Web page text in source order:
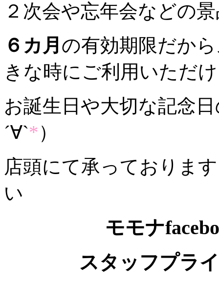
２次会や忘年会などの
６カ月 の有効期限だか
きな時にご利用いただ
お誕生日や大切な記念
´∀`*）
店頭にて承っております
い
モモナ
スタッフプラ